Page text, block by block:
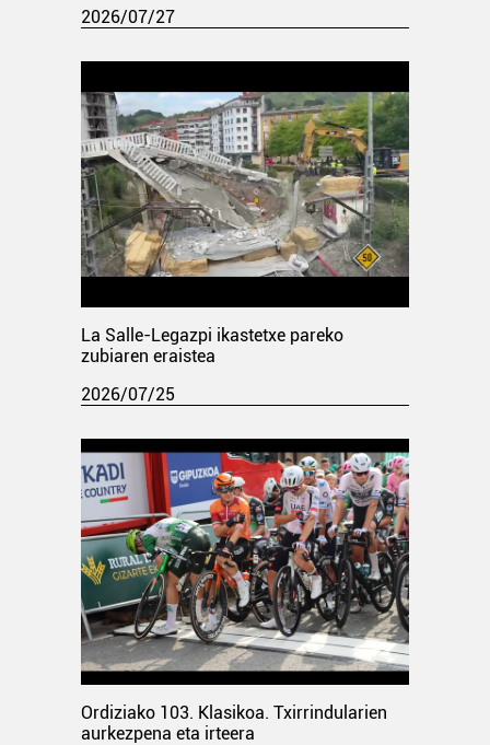
2026/07/27
La Salle-Legazpi ikastetxe pareko
zubiaren eraistea
2026/07/25
Ordiziako 103. Klasikoa. Txirrindularien
aurkezpena eta irteera